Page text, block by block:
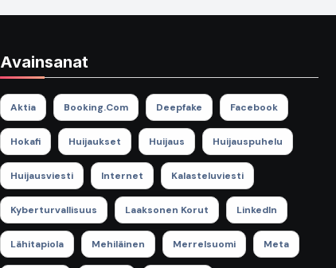
Avainsanat
Aktia Booking.com Deepfake Facebook
Hokafi Huijaukset Huijaus Huijauspuhelu
Huijausviesti Internet Kalasteluviesti
Kyberturvallisuus Laaksonen Korut LinkedIn
Lähitapiola Mehiläinen Merrelsuomi Meta